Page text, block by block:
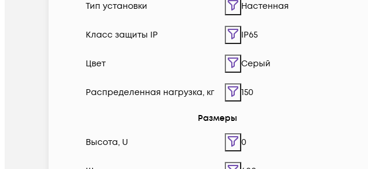
Тип установки Настенная
Класс защиты IP IP65
Цвет Серый
Распределенная нагрузка, кг 150
Размеры
Высота, U 0